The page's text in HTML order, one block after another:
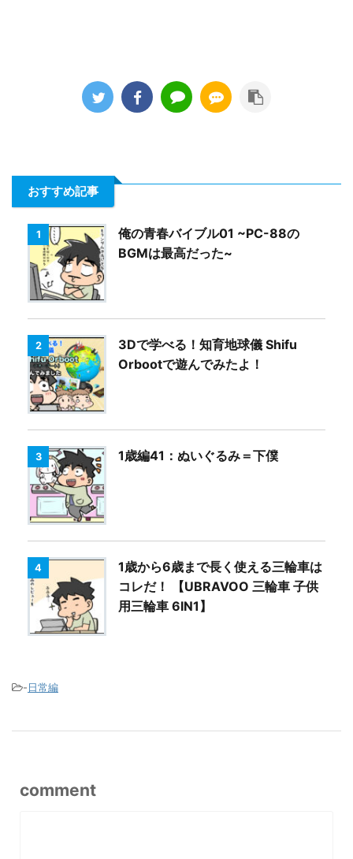
おすすめ記事
1
俺の青春バイブル01 ~PC-88の
BGMは最高だった~
2
3Dで学べる！知育地球儀 Shifu
Orbootで遊んでみたよ！
3 1歳編41：ぬいぐるみ＝下僕
4
1歳から6歳まで長く使える三輪車は
コレだ！ 【UBRAVOO 三輪車 子供
用三輪車 6IN1】
-日常編
comment